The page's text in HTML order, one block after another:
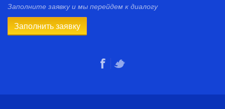
Заполните заявку и мы перейдем к диалогу
Заполнить заявку